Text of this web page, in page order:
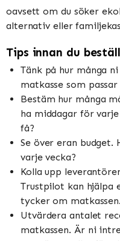
oavsett om du söker
alternativ eller
Tips innan du
Tänk på hur många
matkasse som
Bestäm hur många
ha middagar för
få?
Se över eran
varje vecka?
Kolla upp
Trustpilot kan hjälpa
tycker om matkassen.
Utvärdera antalet
matkassen. Är ni